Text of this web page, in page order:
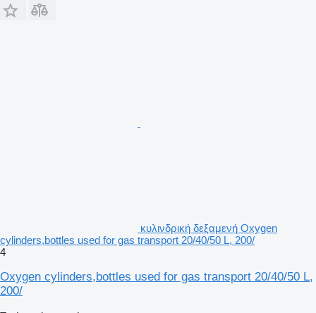
κυλινδρική δεξαμενή Oxygen
cylinders,bottles used for gas transport 20/40/50 L, 200/
4
Oxygen cylinders,bottles used for gas transport 20/40/50 L,
200/